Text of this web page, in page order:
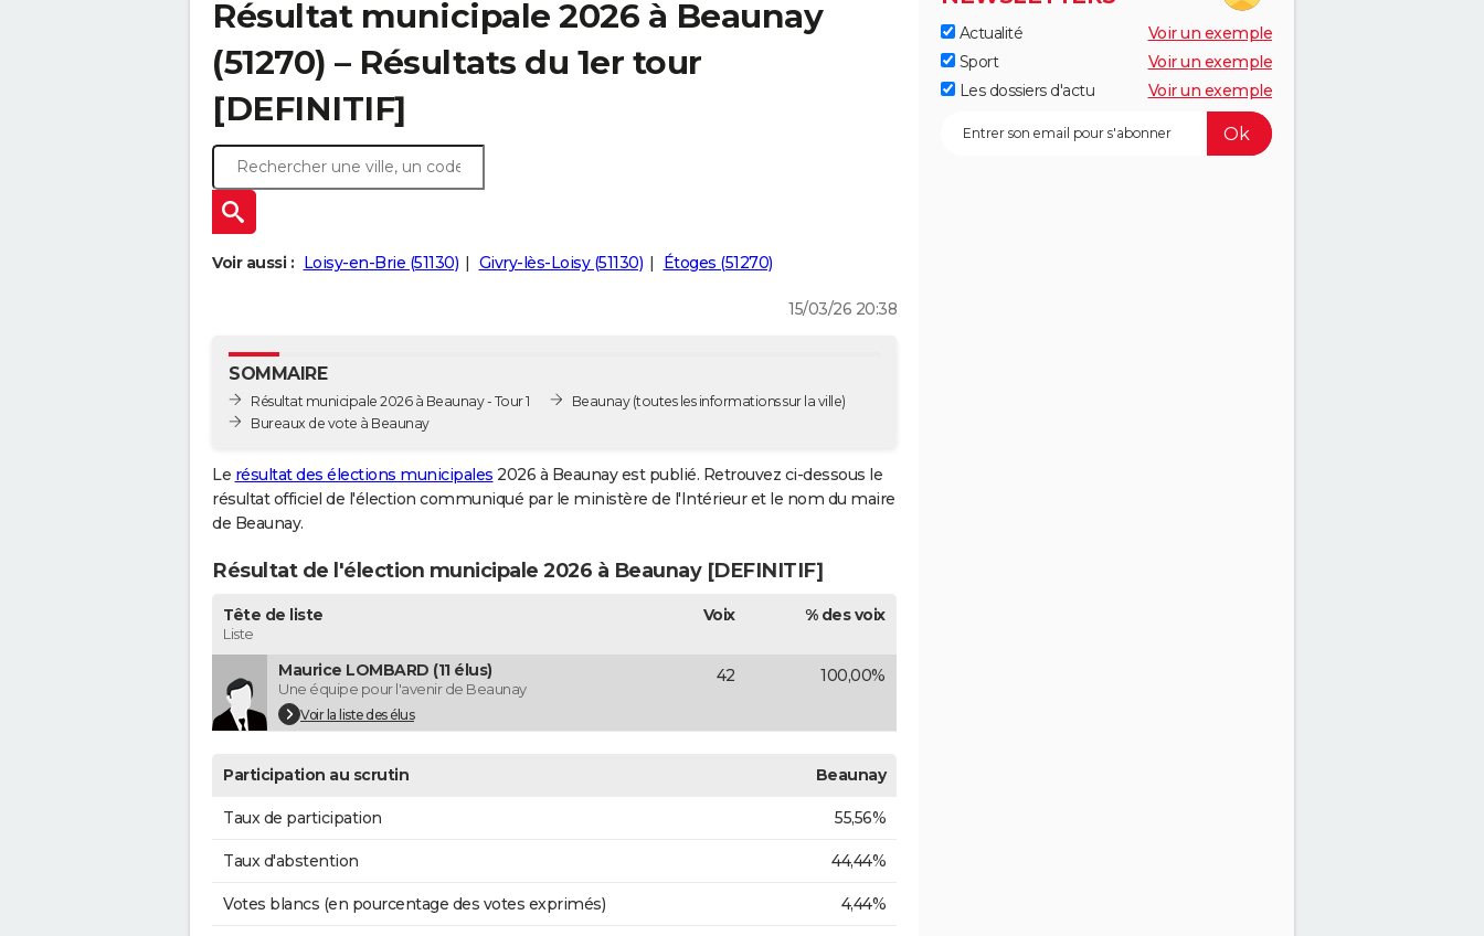
Résultat municipale 2026 à Beaunay
(51270) – Résultats du 1er tour
[DEFINITIF]
Voir aussi : Loisy-en-Brie (51130) Givry-lès-Loisy (51130) Étoges (51270)
15/03/26 20:38
SOMMAIRE
Résultat municipale 2026 à Beaunay - Tour 1
Bureaux de vote à Beaunay
Beaunay(toutes les informations sur la ville)
Le résultat des élections municipales 2026 à Beaunay est publié. Retrouvez ci-dessous le
résultat officiel de l'élection communiqué par le ministère de l'Intérieur et le nom du maire
de Beaunay.
Résultat de l'élection municipale 2026 à Beaunay [DEFINITIF]
Tête de liste
Liste
Voix % des voix
Maurice LOMBARD (11 élus)
Une équipe pour l'avenir de Beaunay
Voir la liste des élus
42 100,00%
Participation au scrutin Beaunay
Taux de participation 55,56%
Taux d'abstention 44,44%
Votes blancs (en pourcentage des votes exprimés) 4,44%
Actualité
Voir un exemple
Sport
Voir un exemple
Les dossiers d'actu
Voir un exemple